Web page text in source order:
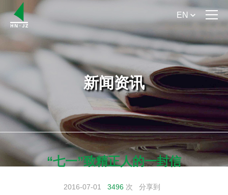
首 页
关于我们
产品介绍
产品手册下载
新闻资讯
EN
新闻资讯
“七一”致精正人的一封信
2016-07-01 3496 次 分享到